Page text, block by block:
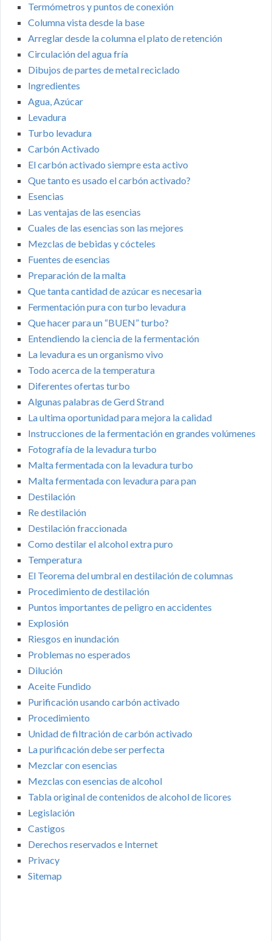
Termómetros y puntos de conexión
Columna vista desde la base
Arreglar desde la columna el plato de retención
Circulación del agua fría
Dibujos de partes de metal reciclado
Ingredientes
Agua, Azúcar
Levadura
Turbo levadura
Carbón Activado
El carbón activado siempre esta activo
Que tanto es usado el carbón activado?
Esencias
Las ventajas de las esencias
Cuales de las esencias son las mejores
Mezclas de bebidas y cócteles
Fuentes de esencias
Preparación de la malta
Que tanta cantidad de azúcar es necesaria
Fermentación pura con turbo levadura
Que hacer para un “BUEN” turbo?
Entendiendo la ciencia de la fermentación
La levadura es un organismo vivo
Todo acerca de la temperatura
Diferentes ofertas turbo
Algunas palabras de Gerd Strand
La ultima oportunidad para mejora la calidad
Instrucciones de la fermentación en grandes volúmenes
Fotografía de la levadura turbo
Malta fermentada con la levadura turbo
Malta fermentada con levadura para pan
Destilación
Re destilación
Destilación fraccionada
Como destilar el alcohol extra puro
Temperatura
El Teorema del umbral en destilación de columnas
Procedimiento de destilación
Puntos importantes de peligro en accidentes
Explosión
Riesgos en inundación
Problemas no esperados
Dilución
Aceite Fundido
Purificación usando carbón activado
Procedimiento
Unidad de filtración de carbón activado
La purificación debe ser perfecta
Mezclar con esencias
Mezclas con esencias de alcohol
Tabla original de contenidos de alcohol de licores
Legislación
Castigos
Derechos reservados e Internet
Privacy
Sitemap